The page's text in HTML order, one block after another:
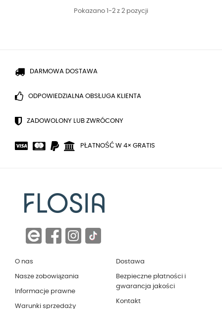
Pokazano 1-2 z 2 pozycji
DARMOWA DOSTAWA
ODPOWIEDZIALNA OBSŁUGA KLIENTA
ZADOWOLONY LUB ZWRÓCONY
PŁATNOŚĆ W 4× GRATIS
O nas
Nasze zobowiązania
Informacje prawne
Warunki sprzedaży
Dostawa
Bezpieczne płatności i
gwarancja jakości
Kontakt